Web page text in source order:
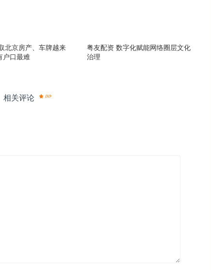
北京房产、车牌越来
户口最难
粤友配资 数字化赋能网络圈层文化
治理
相关评论